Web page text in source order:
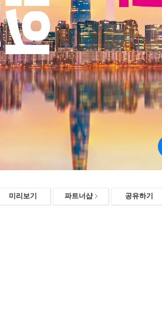
미리보기 파트너샵 공유하기